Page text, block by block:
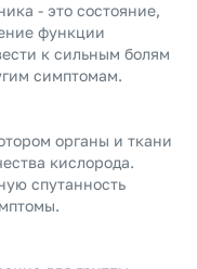
- это состояние,
функции
к сильным болям
симптомам.
органы и ткани
кислорода.
спутанность